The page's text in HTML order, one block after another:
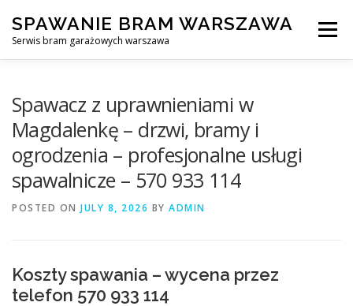
content
SPAWANIE BRAM WARSZAWA
Serwis bram garażowych warszawa
Menu
AWARYJNE OTWIERANIE BRAM BLOG KONTAKT
Spawacz z uprawnieniami w
Magdalenkę – drzwi, bramy i
ogrodzenia – profesjonalne usługi
spawalnicze – 570 933 114
POSTED ON JULY 8, 2026 BY ADMIN
Koszty spawania – wycena przez
telefon 570 933 114